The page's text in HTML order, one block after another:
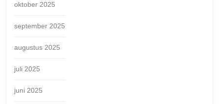
oktober 2025
september 2025
augustus 2025
juli 2025
juni 2025